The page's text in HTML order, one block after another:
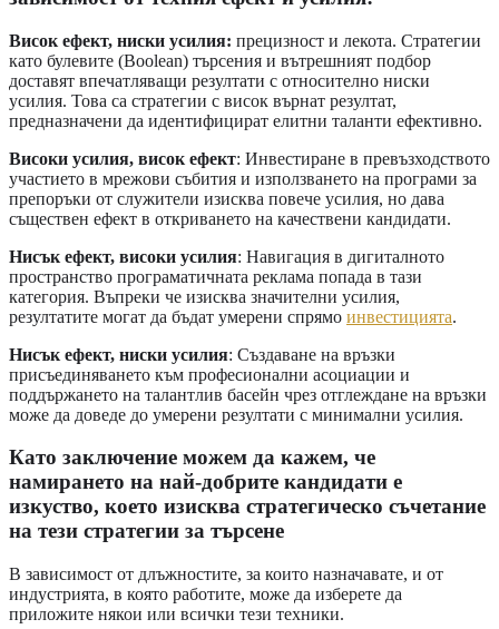
Висок ефект, ниски усилия: прецизност и лекота. Стратегии
като булевите (Boolean) търсения и вътрешният подбор
доставят впечатляващи резултати с относително ниски
усилия. Това са стратегии с висок върнат резултат,
предназначени да идентифицират елитни таланти ефективно.
Високи усилия, висок ефект: Инвестиране в превъзходството
участието в мрежови събития и използването на програми за
препоръки от служители изисква повече усилия, но дава
съществен ефект в откриването на качествени кандидати.
Нисък ефект, високи усилия: Навигация в дигиталното
пространство програматичната реклама попада в тази
категория. Въпреки че изисква значителни усилия,
резултатите могат да бъдат умерени спрямо инвестицията.
Нисък ефект, ниски усилия: Създаване на връзки
присъединяването към професионални асоциации и
поддържането на талантлив басейн чрез отглеждане на връзки
може да доведе до умерени резултати с минимални усилия.
Като заключение можем да кажем, че
намирането на най-добрите кандидати е
изкуство, което изисква стратегическо съчетание
на тези стратегии за търсене
В зависимост от длъжностите, за които назначавате, и от
индустрията, в която работите, може да изберете да
приложите някои или всички тези техники.